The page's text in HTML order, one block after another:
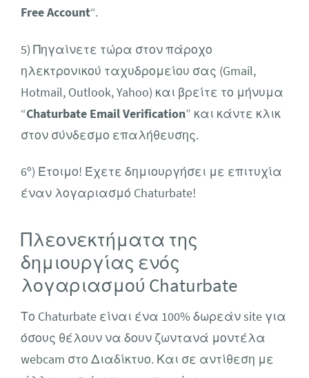
Free Account“.
5) Πηγαίνετε τώρα στον πάροχο
ηλεκτρονικού ταχυδρομείου σας (Gmail,
Hotmail, Outlook, Yahoo) και βρείτε το μήνυμα
“Chaturbate Email Verification” και κάντε κλικ
στον σύνδεσμο επαλήθευσης.
6º) Έτοιμο! Έχετε δημιουργήσει με επιτυχία
έναν λογαριασμό Chaturbate!
Πλεονεκτήματα της
δημιουργίας ενός
λογαριασμού Chaturbate
Το Chaturbate είναι ένα 100% δωρεάν site για
όσους θέλουν να δουν ζωντανά μοντέλα
webcam στο Διαδίκτυο. Και σε αντίθεση με